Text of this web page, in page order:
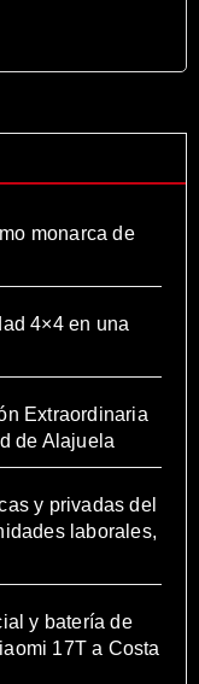
monarca de
4×4 en una
Extraordinaria
de Alajuela
y privadas del
laborales,
y batería de
17T a Costa